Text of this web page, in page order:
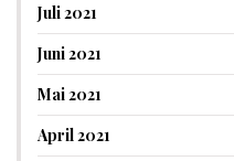
Juli 2021
Juni 2021
Mai 2021
April 2021